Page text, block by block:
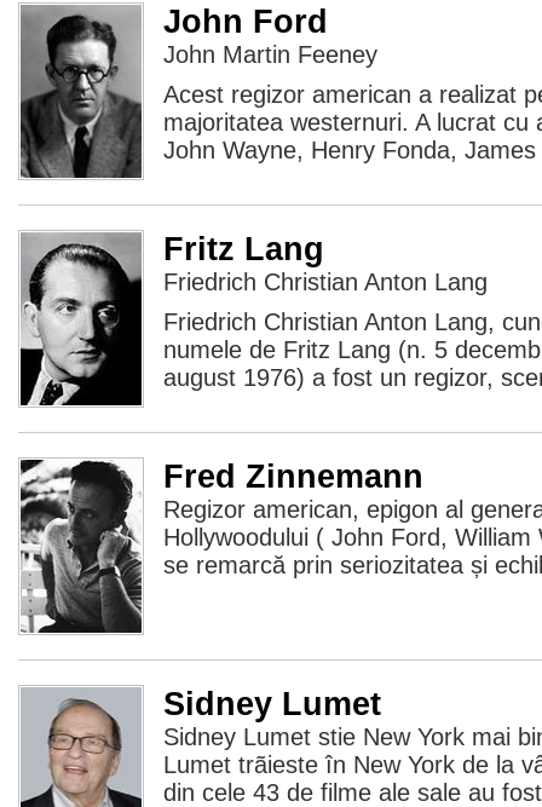
John Ford
John Martin Feeney
Acest regizor american a realizat
majoritatea westernuri. A lucrat cu
John Wayne, Henry Fonda,
Fritz Lang
Friedrich Christian Anton Lang
Friedrich Christian Anton Lang,
numele de Fritz Lang (n. 5
august 1976) a fost un regizor,
Fred Zinnemann
Regizor american, epigon al
Hollywoodului ( John Ford,
se remarcă prin seriozitatea și
Sidney Lumet
Sidney Lumet stie New York mai
Lumet trãieste în New York de la
din cele 43 de filme ale sale au